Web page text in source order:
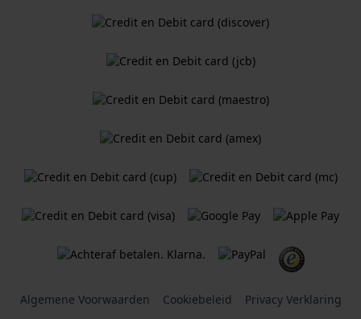
Algemene Voorwaarden Cookiebeleid Privacy Verklaring